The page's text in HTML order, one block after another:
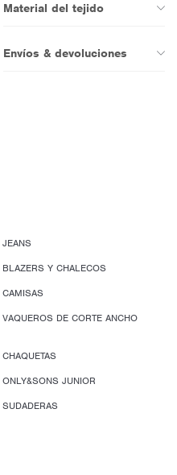
Material del tejido
Envíos & devoluciones
JEANS
BLAZERS Y CHALECOS
CAMISAS
VAQUEROS DE CORTE ANCHO
CHAQUETAS
ONLY&SONS JUNIOR
SUDADERAS